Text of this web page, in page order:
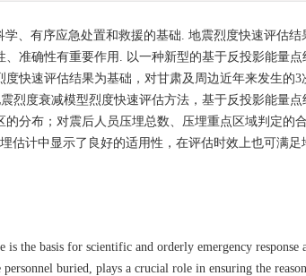
、有序应急处置和救援的基础. 地震烈度快速评估结
准确性有重要作用. 以一种新型的基于反投影能量
快速评估结果为基础，对甘肃及周边近年来发生的
烈度衰减模型烈度快速评估方法，基于反投影能量
分布；对震后人员压埋总数、压埋重点区域判定的
估计中显示了良好的适用性，在评估时效上也可满
the basis for scientific and orderly emergency response
buried, plays a crucial role in ensuring the